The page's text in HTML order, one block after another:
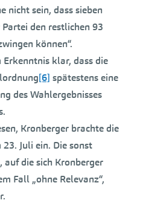
nicht sein, dass sieben
den restlichen 93
können“.
klar, dass die
[6] spätestens eine
des Wahlergebnisses
Kronberger brachte die
Juli ein. Die sonst
die sich Kronberger
Fall „ohne Relevanz“,